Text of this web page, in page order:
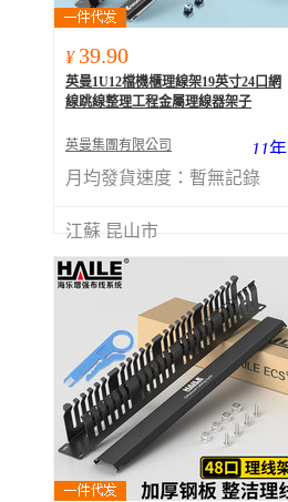
¥ 39.90
英曼1U12檔機櫃理線架19英寸24口網
線跳線整理工程金屬理線器架子
英曼集團有限公司 11年
月均發貨速度： 暫無記錄
江蘇 昆山市